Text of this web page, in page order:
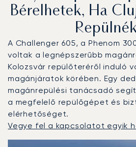
Bérelhetek, Ha
A Challenger 605, a Phenom
voltak a legnépszerűbb
Kolozsvár repülőteréről induló
magánjáratok körében. Egy
magánrepülési tanácsadó
a megfelelő repülőgépet és
elérhetőséget.
Vegye fel a kapcsolatot egyik